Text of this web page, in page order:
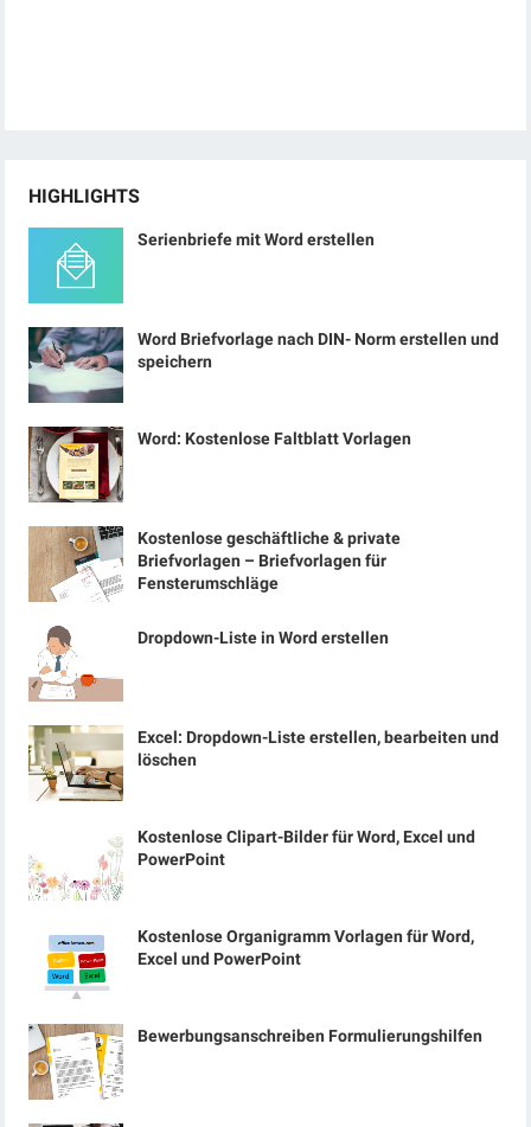
HIGHLIGHTS
Serienbriefe mit Word erstellen
Word Briefvorlage nach DIN- Norm erstellen und
speichern
Word: Kostenlose Faltblatt Vorlagen
Kostenlose geschäftliche & private
Briefvorlagen – Briefvorlagen für
Fensterumschläge
Dropdown-Liste in Word erstellen
Excel: Dropdown-Liste erstellen, bearbeiten und
löschen
Kostenlose Clipart-Bilder für Word, Excel und
PowerPoint
Kostenlose Organigramm Vorlagen für Word,
Excel und PowerPoint
Bewerbungsanschreiben Formulierungshilfen